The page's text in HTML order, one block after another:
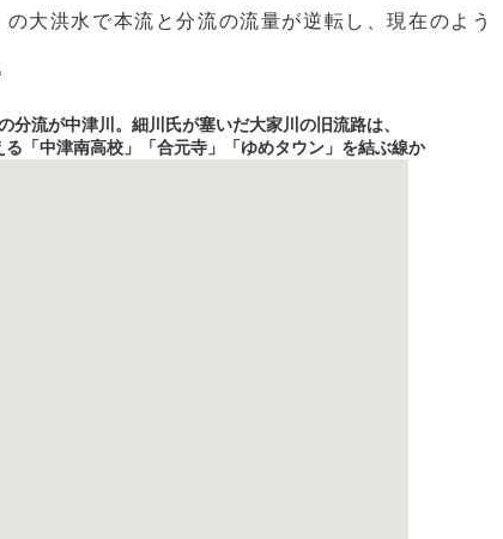
大洪水で本流と分流の流量が逆転し、現在のよう
分流が中津川。細川氏が塞いだ大家川の旧流路は、
「中津南高校」「合元寺」「ゆめタウン」を結ぶ線か